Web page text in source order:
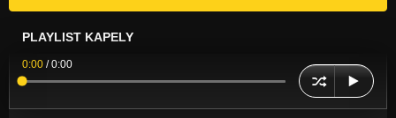
PLAYLIST KAPELY
0:00 /0:00